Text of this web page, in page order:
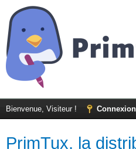
Bienvenue, Visiteur ! Connexion
PrimTux, la